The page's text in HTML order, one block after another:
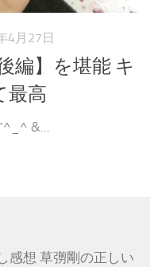
4月27日
編】を堪能 キ
最高
&...
感想 草彅剛の正しい